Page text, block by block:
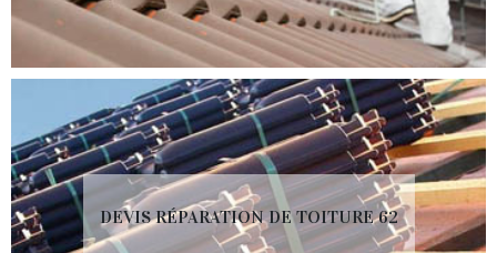
DEVIS RÉPARATION DE TOITURE 62